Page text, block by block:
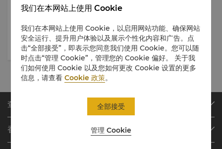
Brunch Experience
查找或预订
查找预订
香格里拉会
我们在本网站上使用 Cookie
我们在本网站上使用 Cookie，以启用网站功能、确保网站
安全运行、提升用户体验以及展示个性化内容和广告。点
击“全部接受”，即表示您同意我们使用 Cookie。您可以随
时点击“管理 Cookie”，管理您的 Cookie 偏好。 关于我
们如何使用 Cookie 以及您如何更改 Cookie 设置的更多
信息，请查看Cookie 政策。
管理 Cookie
全部接受